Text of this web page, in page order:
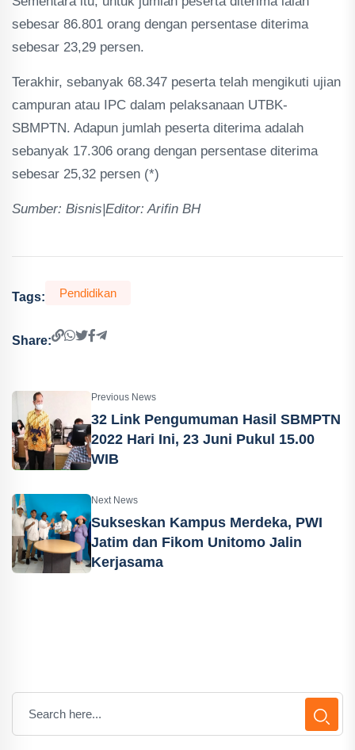
sebesar 86.801 orang dengan persentase diterima
sebesar 23,29 persen.
Terakhir, sebanyak 68.347 peserta telah mengikuti ujian
campuran atau IPC dalam pelaksanaan UTBK-
SBMPTN. Adapun jumlah peserta diterima adalah
sebanyak 17.306 orang dengan persentase diterima
sebesar 25,32 persen (*)
Sumber: Bisnis|Editor: Arifin BH
Tags: Pendidikan
Share:
Previous News
32 Link Pengumuman Hasil SBMPTN
2022 Hari Ini, 23 Juni Pukul 15.00
WIB
Next News
Sukseskan Kampus Merdeka, PWI
Jatim dan Fikom Unitomo Jalin
Kerjasama